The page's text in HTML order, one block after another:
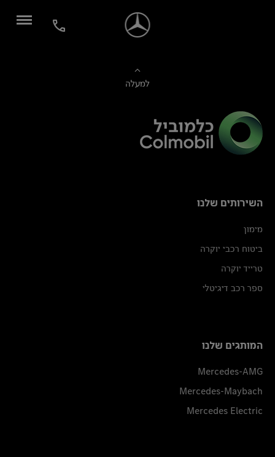
למעלה
השירותים שלנו
מימון
ביטוח רכבי יוקרה
טרייד יוקרה
ספר רכב דיגיטלי
המותגים שלנו
Mercedes-AMG
Mercedes-Maybach
Mercedes Electric